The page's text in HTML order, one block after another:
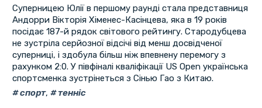
Суперницею Юлії в першому раунді стала представниця
Андорри Вікторія Хіменес-Касінцева, яка в 19 років
посідає 187-й рядок світового рейтингу. Стародубцева
не зустріла серйозної відсічі від менш досвідченої
суперниці, і здобула більш ніж впевнену перемогу з
рахунком 2:0. У півфіналі кваліфікації US Open українська
спортсменка зустрінеться з Сінью Гао з Китаю.
спорт, тенніс